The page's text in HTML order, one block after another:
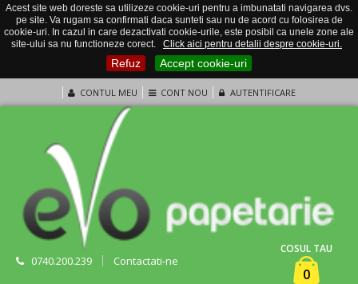
Acest site web doreste sa utilizeze cookie-uri pentru a imbunatati navigarea dvs.
pe site. Va rugam sa confirmati daca sunteti sau nu de acord cu folosirea de
cookie-uri. In cazul in care dezactivati cookie-urile, este posibil ca unele zone ale
site-ului sa nu functioneze corect.
Click aici pentru detalii despre cookie-uri.
Refuz Accept cookie-uri
CONTUL MEU CONT NOU AUTENTIFICARE
0740.200.239 Contactati-ne
COSUL TAU
0